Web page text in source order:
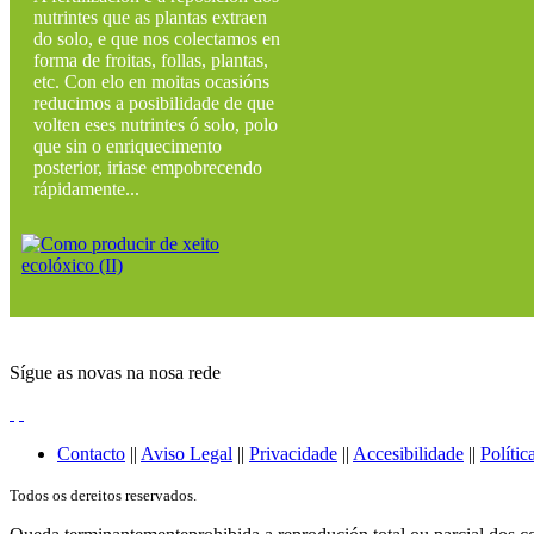
nutrintes que as plantas extraen
do solo, e que nos colectamos en
forma de froitas, follas, plantas,
etc. Con elo en moitas ocasións
reducimos a posibilidade de que
volten eses nutrintes ó solo, polo
que sin o enriquecimento
posterior, iriase empobrecendo
rápidamente...
Sígue as novas na nosa rede
Contacto || Aviso Legal || Privacidade || Accesibilidade ||
Todos os dereitos reservados.